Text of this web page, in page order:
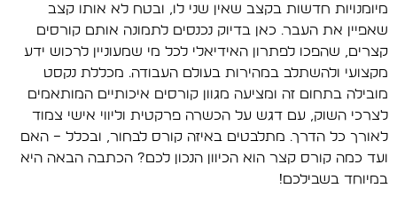
מיומנויות חדשות בקצב שאין שני לו, ובטח לא אותו קצב
שאפיין את העבר. כאן בדיוק נכנסים לתמונה אותם קורסים
קצרים, שהפכו לפתרון האידיאלי לכל מי שמעוניין לרכוש ידע
מקצועי ולהשתלב במהירות בעולם העבודה. מכללת נקסט
מובילה בתחום זה ומציעה מגוון קורסים איכותיים המותאמים
לצרכי השוק, עם דגש על הכשרה פרקטית וליווי אישי צמוד
לאורך כל הדרך. מתלבטים באיזה קורס לבחור, ובכלל – האם
ועד כמה קורס קצר הוא הכיוון הנכון לכם? הכתבה הבאה היא
במיוחד בשבילכם!